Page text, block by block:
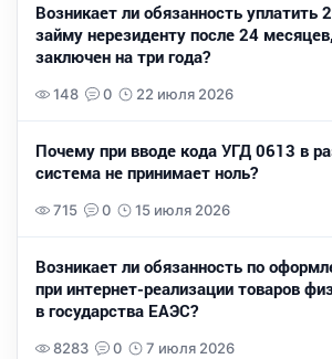
Возникает ли обязанность уплатить
займу нерезиденту после 24
заключен на три года?
148 0 22 июля 2026
Почему при вводе кода УГД 0613 в
система не принимает ноль?
715 0 15 июля 2026
Возникает ли обязанность по
при интернет-реализации товаров
в государства ЕАЭС?
8283 0 7 июля 2026